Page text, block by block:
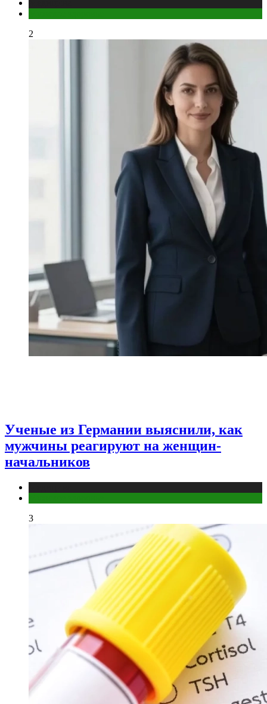
2
Ученые из Германии выяснили, как
мужчины реагируют на женщин-
начальников
3